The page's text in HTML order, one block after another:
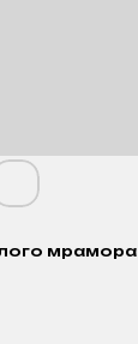
мрамора